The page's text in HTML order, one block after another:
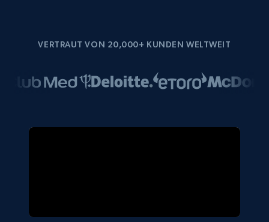
VERTRAUT VON 20,000+ KUNDEN WELTWEIT